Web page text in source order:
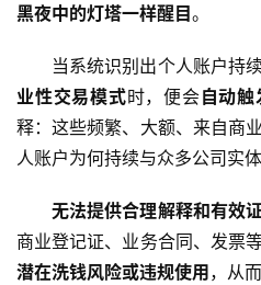
黑夜中的灯塔一样醒目。
当系统识别出个人账户持
业性交易模式时，便会自动触
释：这些频繁、大额、来自商
人账户为何持续与众多公司实
无法提供合理解释和有效
商业登记证、业务合同、发票
潜在洗钱风险或违规使用，从